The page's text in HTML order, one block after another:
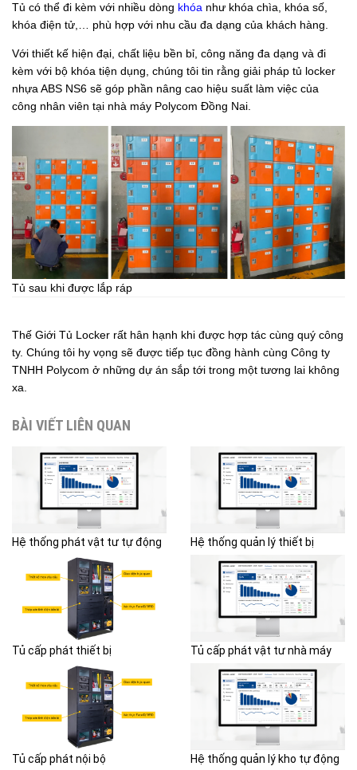
Tủ có thể đi kèm với nhiều dòng khóa như khóa chìa, khóa số,
khóa điện tử,… phù hợp với nhu cầu đa dạng của khách hàng.
Với thiết kế hiện đại, chất liệu bền bỉ, công năng đa dạng và đi
kèm với bộ khóa tiện dụng, chúng tôi tin rằng giải pháp tủ locker
nhựa ABS NS6 sẽ góp phần nâng cao hiệu suất làm việc của
công nhân viên tại nhà máy Polycom Đồng Nai.
Tủ sau khi được lắp ráp
Thế Giới Tủ Locker rất hân hạnh khi được hợp tác cùng quý công
ty. Chúng tôi hy vọng sẽ được tiếp tục đồng hành cùng Công ty
TNHH Polycom ở những dự án sắp tới trong một tương lai không
xa.
BÀI VIẾT LIÊN QUAN
Hệ thống phát vật tư tự động Hệ thống quản lý thiết bị
Tủ cấp phát thiết bị Tủ cấp phát vật tư nhà máy
Tủ cấp phát nội bộ Hệ thống quản lý kho tự động